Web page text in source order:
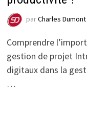
parCharles Dumont
Comprendre
gestion de projet
digitaux dans la
…